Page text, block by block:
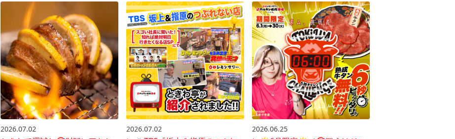
2026.07.02 2026.07.02 2026.06.25